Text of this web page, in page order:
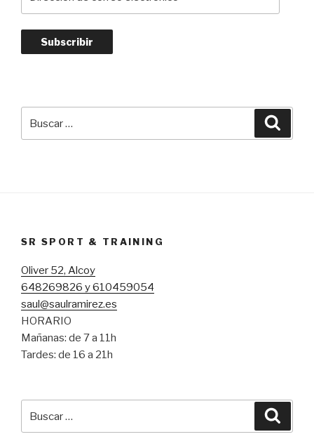
electrónico
Subscribir
por:
SR SPORT & TRAINING
Oliver 52, Alcoy
648269826 y 610459054
saul@saulramirez.es
HORARIO
Mañanas: de 7 a 11h
Tardes: de 16 a 21h
por: